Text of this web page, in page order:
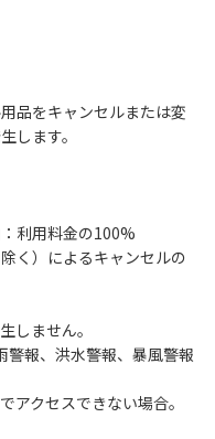
願い申し上げます。な
。
動はさせないでくださ
徐行運転（時速10ｋｍ
分別し、指定の場所へ
した上で指定の場所へ
品をキャンセルまたは変
します。
利用料金の100%
く）によるキャンセルの
しません。
報、洪水警報、暴風警報
クセスできない場合。